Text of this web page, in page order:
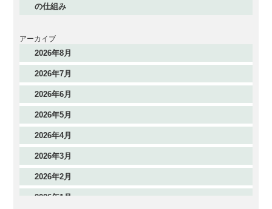
の仕組み
アーカイブ
2026年8月
2026年7月
2026年6月
2026年5月
2026年4月
2026年3月
2026年2月
2026年1月